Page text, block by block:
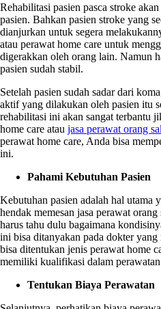
Rehabilitasi pasien pasca stroke
pasien. Bahkan pasien stroke yang
dianjurkan untuk segera
atau perawat home care untuk
digerakkan oleh orang lain. Namun
pasien sudah stabil.
Setelah pasien sudah sadar dari
aktif yang dilakukan oleh pasien itu
rehabilitasi ini akan sangat terbantu
home care atau jasa perawat orang
perawat home care, Anda bisa
ini.
Pahami Kebutuhan Pasien
Kebutuhan pasien adalah hal utama
hendak memesan jasa perawat orang
harus tahu dulu bagaimana
ini bisa ditanyakan pada dokter
bisa ditentukan jenis perawat home
memiliki kualifikasi dalam
Tentukan Biaya Perawatan